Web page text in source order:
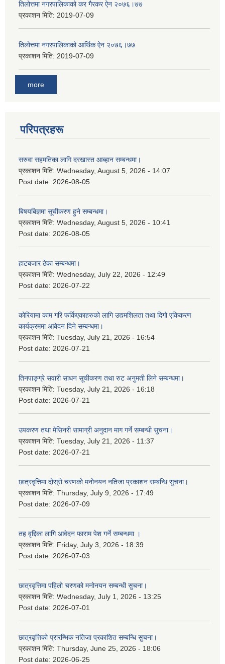
तिलोत्तमा नगरपालिकाको कर गैरकर ऐन २०७६।७७
प्रकाशन मिति: 2019-07-09
तिलोत्तमा नगरपालिकाको आर्थिक ऐन २०७६।७७
प्रकाशन मिति: 2019-07-09
more
परिपत्रहरू
सरुवा सहमतिका लागि दरखास्त आब्हान सम्बन्धमा।
प्रकाशन मिति: Wednesday, August 5, 2026 - 14:07
Post date: 2026-08-05
बिषयबिज्ञमा सूचीकरण हुने सम्बन्धमा।
प्रकाशन मिति: Wednesday, August 5, 2026 - 10:41
Post date: 2026-08-05
हाटबजार ठेका सम्बन्धमा।
प्रकाशन मिति: Wednesday, July 22, 2026 - 12:49
Post date: 2026-07-22
कोरियामा काम गरि फर्किएकाहरुको लागि उद्यमशिलता तथा दिगो एकिकरण
कार्यक्रममा आबेदन दिने सम्बन्धमा।
प्रकाशन मिति: Tuesday, July 21, 2026 - 16:54
Post date: 2026-07-21
तिनपाङ्ग्रे सवारी साधन सूचीकरण तथा रुट अनुमती लिने सम्बन्धमा।
प्रकाशन मिति: Tuesday, July 21, 2026 - 16:18
Post date: 2026-07-21
उपकरण तथा मेसिनरी सामाग्री अनुदान माग गर्ने सम्बन्धी सुचना।
प्रकाशन मिति: Tuesday, July 21, 2026 - 11:37
Post date: 2026-07-21
छात्रवृत्तिमा दोस्रो चरणको मनोनयन नतिजा प्रकाशन सम्बन्धि सुचना।
प्रकाशन मिति: Thursday, July 9, 2026 - 17:49
Post date: 2026-07-09
तह वृद्दिका लागि आवेदन फाराम पेश गर्ने सम्बन्धमा ।
प्रकाशन मिति: Friday, July 3, 2026 - 18:39
Post date: 2026-07-03
छात्रवृत्तिमा पहिलो चरणको मनोनयन सम्बन्धी सुचना।
प्रकाशन मिति: Wednesday, July 1, 2026 - 13:25
Post date: 2026-07-01
छात्रवृत्तिको प्रारम्भिक नतिजा प्रकाशित सम्बन्धि सुचना।
प्रकाशन मिति: Thursday, June 25, 2026 - 18:06
Post date: 2026-06-25